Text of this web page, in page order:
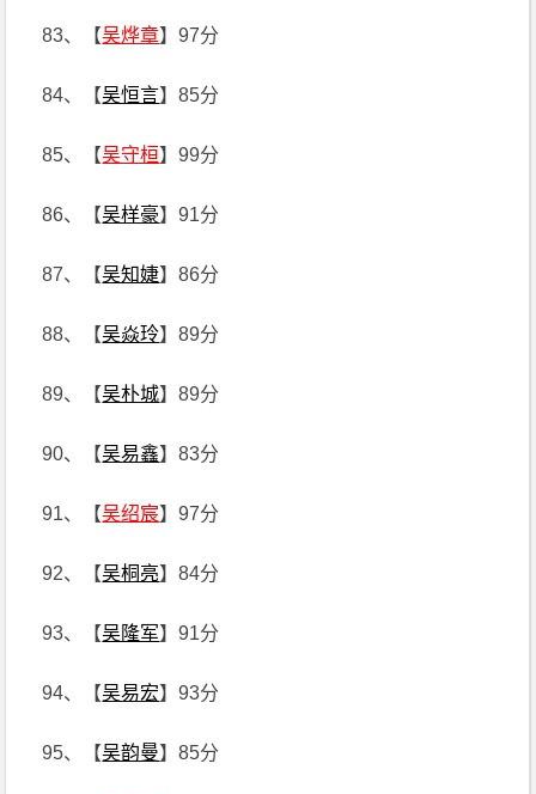
83、【吴烨章】97分
84、【吴恒言】85分
85、【吴守桓】99分
86、【吴样豪】91分
87、【吴知婕】86分
88、【吴焱玲】89分
89、【吴朴城】89分
90、【吴易鑫】83分
91、【吴绍宸】97分
92、【吴桐亮】84分
93、【吴隆军】91分
94、【吴易宏】93分
95、【吴韵曼】85分